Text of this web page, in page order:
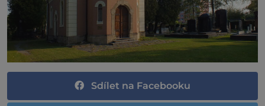
Sdílet na Facebooku